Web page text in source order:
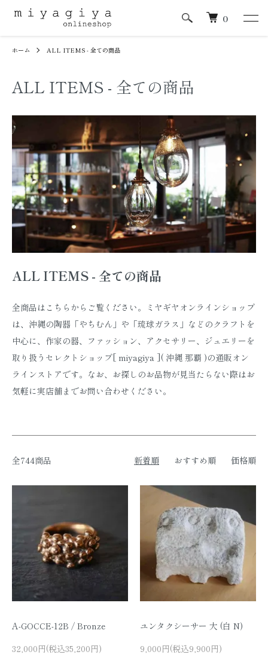
0
ホーム ALL ITEMS - 全ての商品
ALL ITEMS - 全ての商品
ALL ITEMS - 全ての商品
全商品はこちらからご覧ください。ミヤギヤオンラインショップ
は、沖縄の陶器「やちむん」や「琉球ガラス」などのクラフトを
中心に、作家の器、ファッション、アクセサリー、ジュエリーを
取り扱うセレクトショップ[ miyagiya ]( 沖縄 那覇 )の通販オン
ラインストアです。なお、お探しのお品物が見当たらない際はお
気軽に実店舗までお問い合わせください。
全744商品 新着順 おすすめ順 価格順
A-GOCCE-12B / Bronze
32,000円(税込35,200円)
ユンタクシーサー 大 (白 N)
9,000円(税込9,900円)